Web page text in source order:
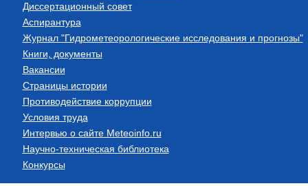
Диссертационный совет
Аспирантура
Журнал "Гидрометеорологические исследования и прогнозы"
Книги, документы
Вакансии
Страницы истории
Противодействие коррупции
Условия труда
Интервью о сайте Meteoinfo.ru
Научно-техническая библиотека
Конкурсы